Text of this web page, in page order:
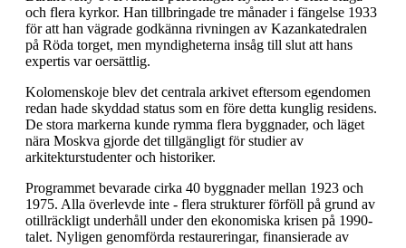
och flera kyrkor. Han tillbringade tre månader i fängelse 1933
för att han vägrade godkänna rivningen av Kazankatedralen
på Röda torget, men myndigheterna insåg till slut att hans
expertis var oersättlig.
Kolomenskoje blev det centrala arkivet eftersom egendomen
redan hade skyddad status som en före detta kunglig residens.
De stora markerna kunde rymma flera byggnader, och läget
nära Moskva gjorde det tillgängligt för studier av
arkitekturstudenter och historiker.
Programmet bevarade cirka 40 byggnader mellan 1923 och
1975. Alla överlevde inte - flera strukturer förföll på grund av
otillräckligt underhåll under den ekonomiska krisen på 1990-
talet. Nyligen genomförda restaureringar, finansierade av